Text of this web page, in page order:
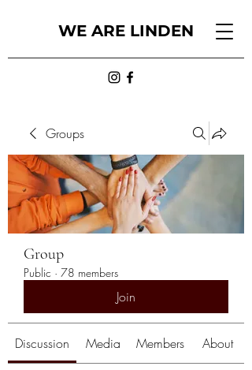
WE ARE LINDEN
Groups
Group
Public · 78 members
Join
Discussion Media Members About